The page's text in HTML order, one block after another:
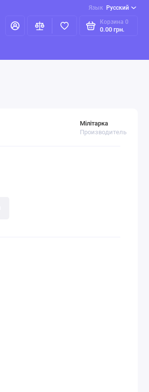
Язык Русский
Корзина 0
0.00 грн.
Мілітарка
Производитель